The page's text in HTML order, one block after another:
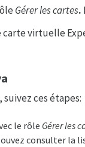
Gérer les cartes.
virtuelle
ces étapes:
le rôle Gérer les
consulter la